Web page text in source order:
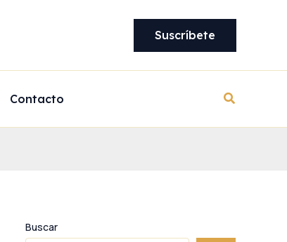
Suscríbete
Contacto Buscar
Buscar